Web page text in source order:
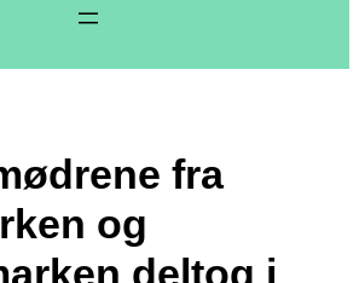
fra
og
deltog i